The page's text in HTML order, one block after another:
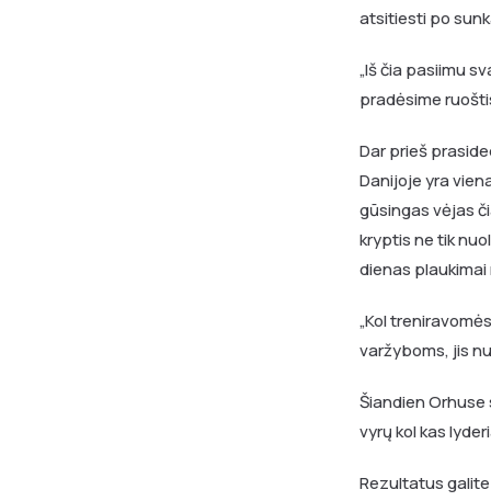
atsitiesti po
„Iš čia pasiimu
pradėsime
Dar prieš
Danijoje yra
gūsingas vėjas
kryptis ne tik
dienas
„Kol
varžyboms, jis
Šiandien
vyrų kol kas
Rezultatus